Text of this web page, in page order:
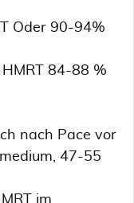
Oder 90-94%
84-88 %
nach Pace vor
47-55
im